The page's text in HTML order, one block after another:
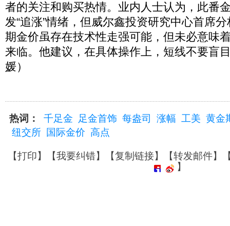
者的关注和购买热情。业内人士认为，此番
发“追涨”情绪，但威尔鑫投资研究中心首席
期金价虽存在技术性走强可能，但未必意味
来临。他建议，在具体操作上，短线不要盲
媛）
热词： 千足金 足金首饰 每盎司 涨幅 工美 黄金
纽交所
国际金价 高点
【打印】【我要纠错】【复制链接】【转发邮件】
】